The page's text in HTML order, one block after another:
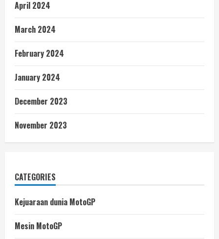
April 2024
March 2024
February 2024
January 2024
December 2023
November 2023
CATEGORIES
Kejuaraan dunia MotoGP
Mesin MotoGP